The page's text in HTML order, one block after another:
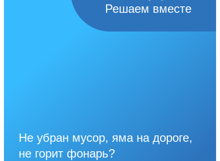
Решаем вместе
Не убран мусор, яма на дороге,
не горит фонарь?